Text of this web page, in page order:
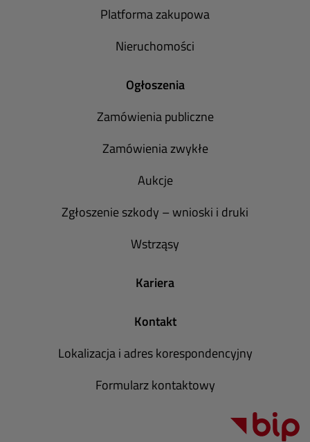
Platforma zakupowa
Nieruchomości
Ogłoszenia
Zamówienia publiczne
Zamówienia zwykłe
Aukcje
Zgłoszenie szkody – wnioski i druki
Wstrząsy
Kariera
Kontakt
Lokalizacja i adres korespondencyjny
Formularz kontaktowy